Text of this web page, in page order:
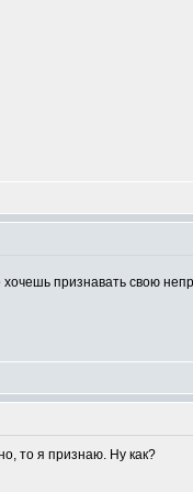
признавать свою
то я признаю. Ну как?